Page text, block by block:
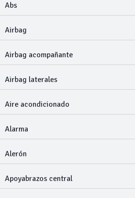
Abs
Airbag
Airbag acompañante
Airbag laterales
Aire acondicionado
Alarma
Alerón
Apoyabrazos central